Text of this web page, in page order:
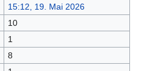
15:12, 19. Mai 2026
10
1
8